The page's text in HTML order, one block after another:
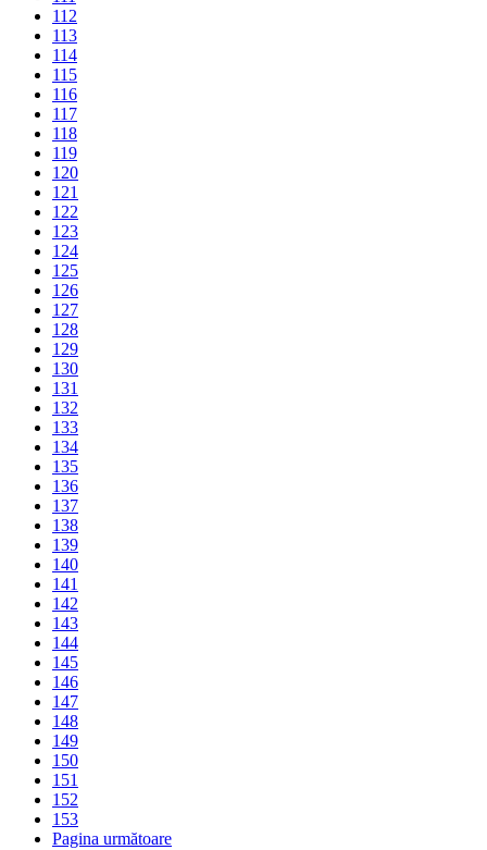
112
113
114
115
116
117
118
119
120
121
122
123
124
125
126
127
128
129
130
131
132
133
134
135
136
137
138
139
140
141
142
143
144
145
146
147
148
149
150
151
152
153
Pagina următoare